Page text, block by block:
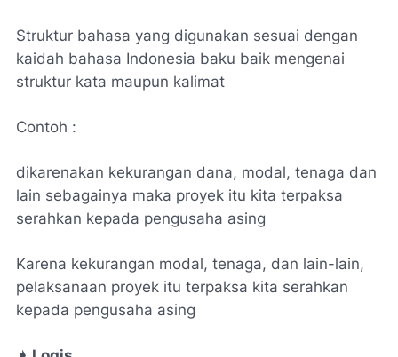
Struktur bahasa yang digunakan sesuai dengan
kaidah bahasa Indonesia baku baik mengenai
struktur kata maupun kalimat
Contoh :
dikarenakan kekurangan dana, modal, tenaga dan
lain sebagainya maka proyek itu kita terpaksa
serahkan kepada pengusaha asing
Karena kekurangan modal, tenaga, dan lain-lain,
pelaksanaan proyek itu terpaksa kita serahkan
kepada pengusaha asing